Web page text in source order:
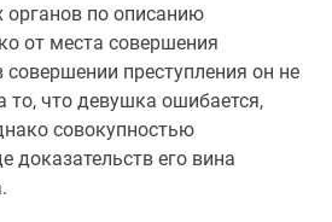
органов по описанию
от места совершения
совершении преступления он не
то, что девушка ошибается,
совокупностью
доказательств его вина